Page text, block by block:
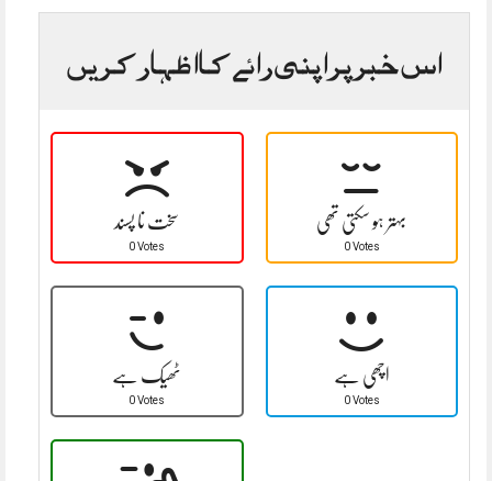
اس خبر پر اپنی رائے کا اظہار کریں
سخت نا پسند
0 Votes
بہتر ہو سکتی تھی
0 Votes
ٹھیک ہے
0 Votes
اچھی ہے
0 Votes